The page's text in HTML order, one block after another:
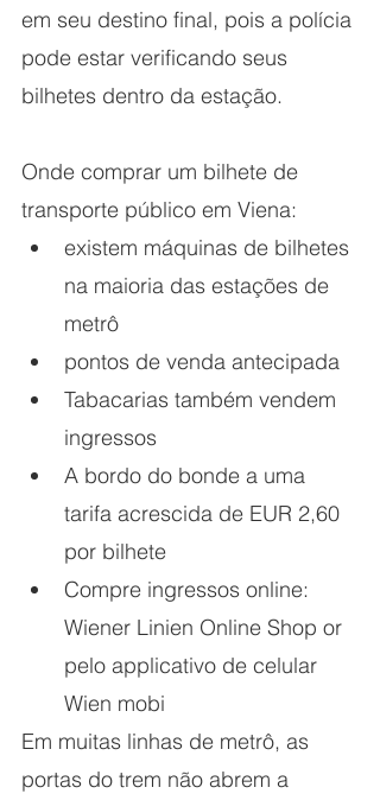
em seu destino final, pois a polícia
pode estar verificando seus
bilhetes dentro da estação.
Onde comprar um bilhete de
transporte público em Viena:
existem máquinas de bilhetes
na maioria das estações de
metrô
pontos de venda antecipada
Tabacarias também vendem
ingressos
A bordo do bonde a uma
tarifa acrescida de EUR 2,60
por bilhete
Compre ingressos online:
Wiener Linien Online Shop or
pelo applicativo de celular
Wien mobi
Em muitas linhas de metrô, as
portas do trem não abrem a